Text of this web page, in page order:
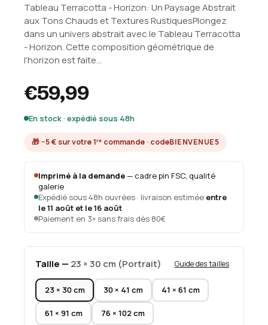
Tableau Terracotta - Horizon: Un Paysage Abstrait
aux Tons Chauds et Textures RustiquesPlongez
dans un univers abstrait avec le Tableau Terracotta
- Horizon. Cette composition géométrique de
l'horizon est faite...
€59,99
En stock · expédié sous 48h
🎁 −5 € sur votre 1ʳᵉ commande · codeBIENVENUE5
Imprimé à la demande— cadre pin FSC, qualité
galerie
Expédié sous 48h ouvrées · livraison estimée entre
le 11 août et le 16 août
Paiement en 3× sans frais dès 80€
Taille — 23 × 30 cm (Portrait) Guide des tailles
23 × 30 cm 30 × 41 cm 41 × 61 cm
61 × 91 cm 76 × 102 cm